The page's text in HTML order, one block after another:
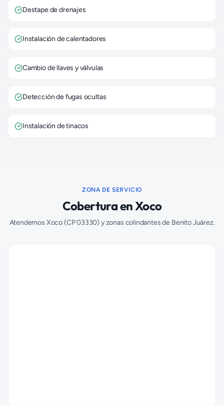
Destape de drenajes
Instalación de calentadores
Cambio de llaves y válvulas
Detección de fugas ocultas
Instalación de tinacos
ZONA DE SERVICIO
Cobertura enXoco
Atendemos Xoco(CP03330) y zonas colindantes de Benito Juárez.